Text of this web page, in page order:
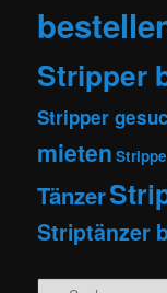
Stripper
Stripper
mieten
Tänzer
Striptänzer
Suchen